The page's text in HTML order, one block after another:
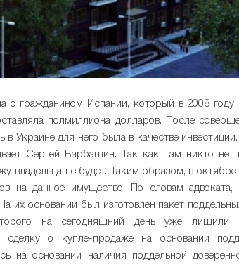
с гражданином Испании, который в 2008
полмиллиона долларов. После
Украине для него была в качестве
Сергей Барбашин. Так как там никто не
владельца не будет. Таким образом, в
на данное имущество. По словам
их основании был изготовлен пакет
на сегодняшний день уже лишили
сделку о купле-продаже на основании
на основании наличия поддельной